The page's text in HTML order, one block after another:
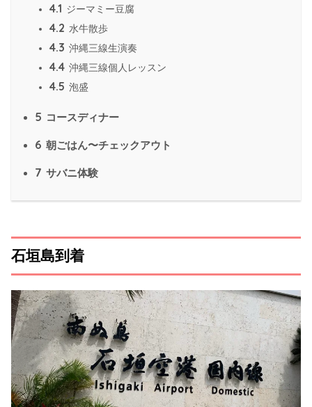
4.1 ジーマミー豆腐
4.2 水牛散歩
4.3 沖縄三線生演奏
4.4 沖縄三線個人レッスン
4.5 泡盛
5 コースディナー
6 朝ごはん〜チェックアウト
7 サバニ体験
石垣島到着